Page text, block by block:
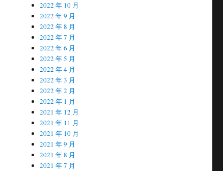
2022 年 10 月
2022 年 9 月
2022 年 8 月
2022 年 7 月
2022 年 6 月
2022 年 5 月
2022 年 4 月
2022 年 3 月
2022 年 2 月
2022 年 1 月
2021 年 12 月
2021 年 11 月
2021 年 10 月
2021 年 9 月
2021 年 8 月
2021 年 7 月